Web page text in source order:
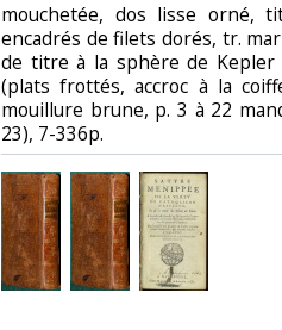
mouchetée, dos lisse orné,
encadrés de filets dorés, tr.
de titre à la sphère de Kepler
(plats frottés, accroc à la
mouillure brune, p. 3 à 22
23), 7-336p.‎